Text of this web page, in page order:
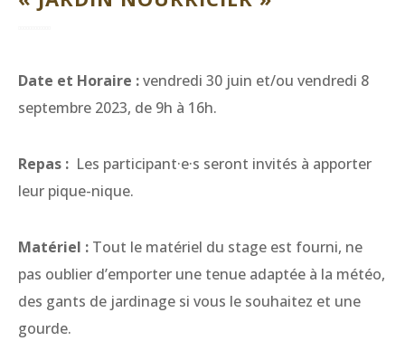
Date et Horaire :vendredi 30 juin et/ou vendredi 8
septembre 2023, de 9h à 16h.
Repas : Les participant·e·s seront invités à apporter
leur pique-nique.
Matériel : Tout le matériel du stage est fourni, ne
pas oublier d’emporter une tenue adaptée à la météo,
des gants de jardinage si vous le souhaitez et une
gourde.